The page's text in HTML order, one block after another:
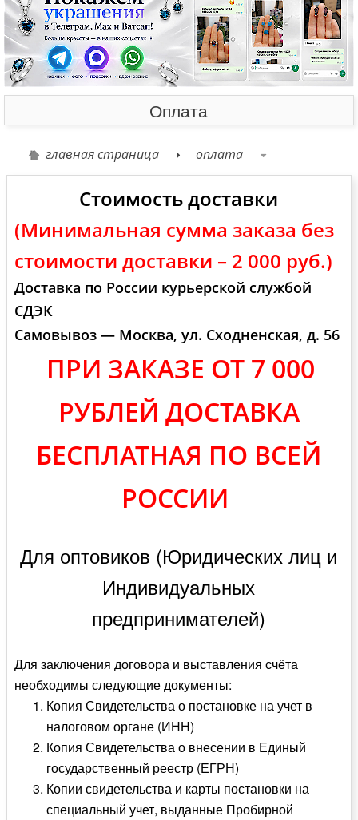
Оплата
главная страница оплата
Стоимость доставки
(Минимальная сумма заказа без
стоимости доставки – 2 000 руб.)
Доставка по России курьерской службой
СДЭК
Самовывоз — Москва, ул. Сходненская, д. 56
ПРИ ЗАКАЗЕ ОТ 7 000
РУБЛЕЙ ДОСТАВКА
БЕСПЛАТНАЯ ПО ВСЕЙ
РОССИИ
Для оптовиков (Юридических лиц и
Индивидуальных
предпринимателей)
Для заключения договора и выставления счёта
необходимы следующие документы:
Копия Свидетельства о постановке на учет в
налоговом органе (ИНН)
Копия Свидетельства о внесении в Единый
государственный реестр (ЕГРН)
Копии свидетельства и карты постановки на
специальный учет, выданные Пробирной